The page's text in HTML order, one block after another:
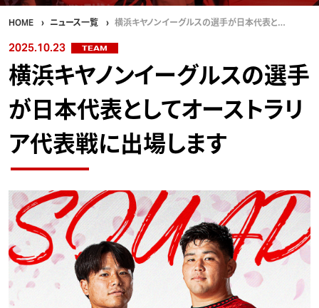
HOME ニュース一覧 横浜キヤノンイーグルスの選手が日本代表と…
2025.10.23 TEAM
横浜キヤノンイーグルスの選手
が日本代表としてオーストラリ
ア代表戦に出場します